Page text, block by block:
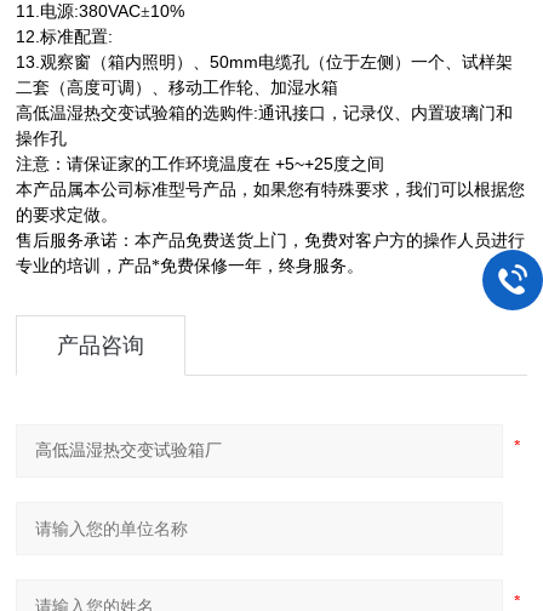
11. 电源:380VAC±10%
12.标准配置:
13.观察窗（箱内照明）、50mm电缆孔（位于左侧）一个、试样架
二套（高度可调）、移动工作轮、加湿水箱
高低温湿热交变试验箱的选购件:通讯接口，记录仪、内置玻璃门和
操作孔
注意：请保证家的工作环境温度在 +5~+25度之间
本产品属本公司标准型号产品，如果您有特殊要求，我们可以根据您
的要求定做。
售后服务承诺：本产品免费送货上门，免费对客户方的操作人员进行
专业的培训，产品*免费保修一年，终身服务。
产品咨询